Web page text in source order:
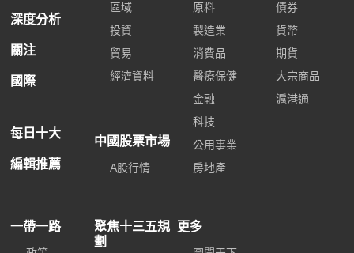
深度分析
關注
國際
每日十大
編輯推薦
區域
投資
貿易
經濟資料
中國股票市場
A股行情
原料
製造業
消費品
醫療保健
金融
科技
公用事業
房地產
債券
貨幣
期貨
大宗商品
滬港通
一帶一路
聚焦十三五規
劃
更多